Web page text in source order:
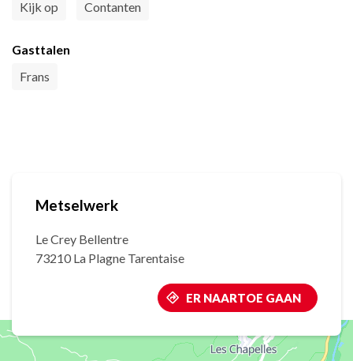
Kijk op
Contanten
Gasttalen
Frans
Metselwerk
Le Crey Bellentre
73210 La Plagne Tarentaise
ER NAARTOE GAAN